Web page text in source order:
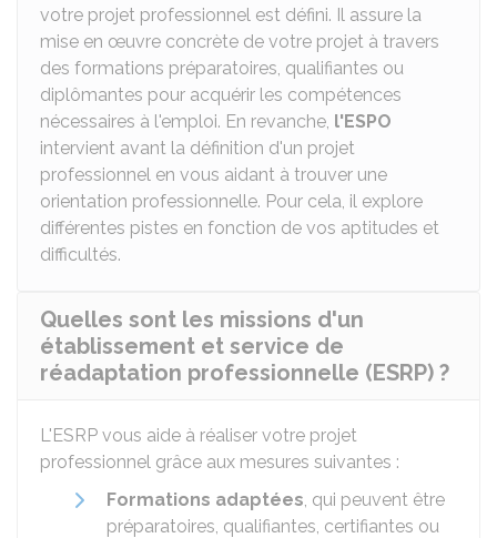
votre projet professionnel est défini. Il assure la
mise en œuvre concrète de votre projet à travers
des formations préparatoires, qualifiantes ou
diplômantes pour acquérir les compétences
nécessaires à l'emploi. En revanche, l'ESPO
intervient avant la définition d'un projet
professionnel en vous aidant à trouver une
orientation professionnelle. Pour cela, il explore
différentes pistes en fonction de vos aptitudes et
difficultés.
Quelles sont les missions d'un
établissement et service de
réadaptation professionnelle (ESRP) ?
L'ESRP vous aide à réaliser votre projet
professionnel grâce aux mesures suivantes :
Formations adaptées, qui peuvent être
préparatoires, qualifiantes, certifiantes ou